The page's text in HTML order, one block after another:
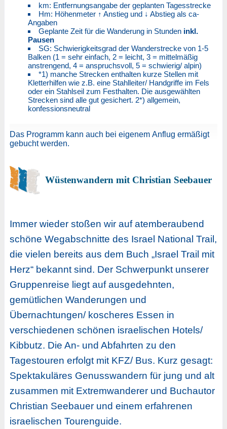
km: Entfernungsangabe der geplanten Tagesstrecke
Hm: Höhenmeter ↑ Anstieg und ↓ Abstieg als ca-
Angaben
Geplante Zeit für die Wanderung in Stunden inkl.
Pausen
SG: Schwierigkeitsgrad der Wanderstrecke von 1-5
Balken (1 = sehr einfach, 2 = leicht, 3 = mittelmäßig
anstrengend, 4 = anspruchsvoll, 5 = schwierig/ alpin)
*1) manche Strecken enthalten kurze Stellen mit
Kletterhilfen wie z.B. eine Stahlleiter/ Handgriffe im Fels
oder ein Stahlseil zum Festhalten. Die ausgewählten
Strecken sind alle gut gesichert. 2*) allgemein,
konfessionsneutral
Das Programm kann auch bei eigenem Anflug ermäßigt
gebucht werden.
Wüstenwandern mit Christian Seebauer
Immer wieder stoßen wir auf atemberaubend
schöne Wegabschnitte des Israel National Trail,
die vielen bereits aus dem Buch „Israel Trail mit
Herz“ bekannt sind. Der Schwerpunkt unserer
Gruppenreise liegt auf ausgedehnten,
gemütlichen Wanderungen und
Übernachtungen/ koscheres Essen in
verschiedenen schönen israelischen Hotels/
Kibbutz. Die An- und Abfahrten zu den
Tagestouren erfolgt mit KFZ/ Bus. Kurz gesagt:
Spektakuläres Genusswandern für jung und alt
zusammen mit Extremwanderer und Buchautor
Christian Seebauer und einem erfahrenen
israelischen Tourenguide.